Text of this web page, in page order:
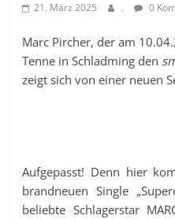
21. März 2025 . 0
Marc Pircher, der am
Tenne in Schladming den
zeigt sich von einer neuen
Aufgepasst! Denn hier
brandneuen Single
beliebte Schlagerstar